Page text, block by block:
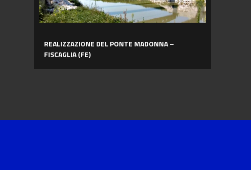
REALIZZAZIONE DEL PONTE MADONNA –
FISCAGLIA (FE)